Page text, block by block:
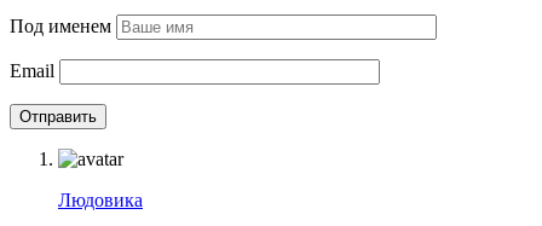
Под именем
Email
Людовика